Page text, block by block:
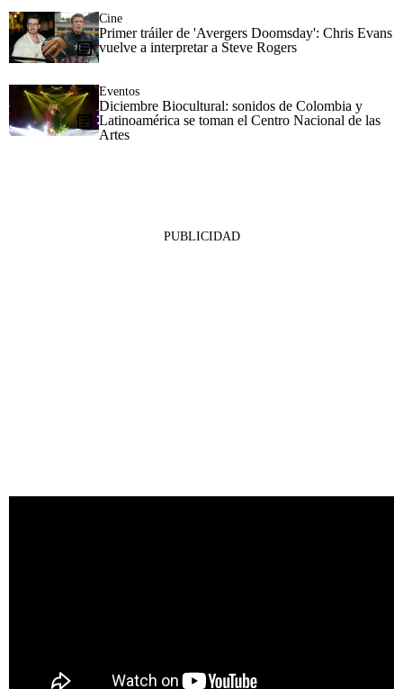
Cine
Primer tráiler de 'Avergers Doomsday': Chris Evans
vuelve a interpretar a Steve Rogers
Eventos
Diciembre Biocultural: sonidos de Colombia y
Latinoamérica se toman el Centro Nacional de las
Artes
PUBLICIDAD